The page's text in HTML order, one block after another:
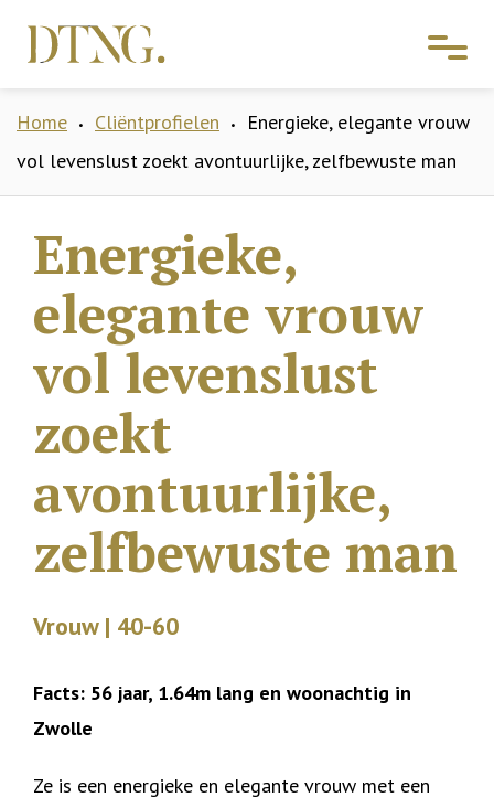
Home • Cliëntprofielen •
Energieke, elegante vrouw
vol levenslust zoekt avontuurlijke, zelfbewuste man
Energieke,
elegante vrouw
vol levenslust
zoekt
avontuurlijke,
zelfbewuste man
Vrouw | 40-60
Facts: 56 jaar, 1.64m lang en woonachtig in
Zwolle
Ze is een energieke en elegante vrouw met een